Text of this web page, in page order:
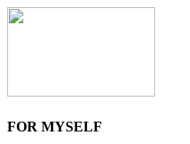
FOR MYSELF